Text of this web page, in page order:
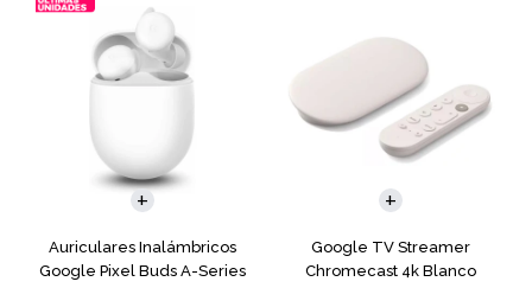
Auriculares Inalámbricos
Google Pixel Buds A-Series
Google TV Streamer
Chromecast 4k Blanco